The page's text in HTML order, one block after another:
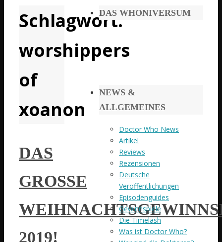
Schlagwort:
worshippers
of
xoanon
DAS
GROSSE W
019!
DAS WHONIVERSUM
NEWS &
ALLGEMEINES
Doctor Who News
Artikel
Reviews
Rezensionen
Deutsche
Veröffentlichungen
Episodenguides
Gewinnspiele
Die Timelash
Was ist Doctor Who?